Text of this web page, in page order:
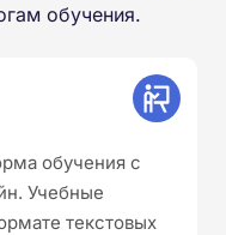
обучения.
обучения с
Учебные
текстовых